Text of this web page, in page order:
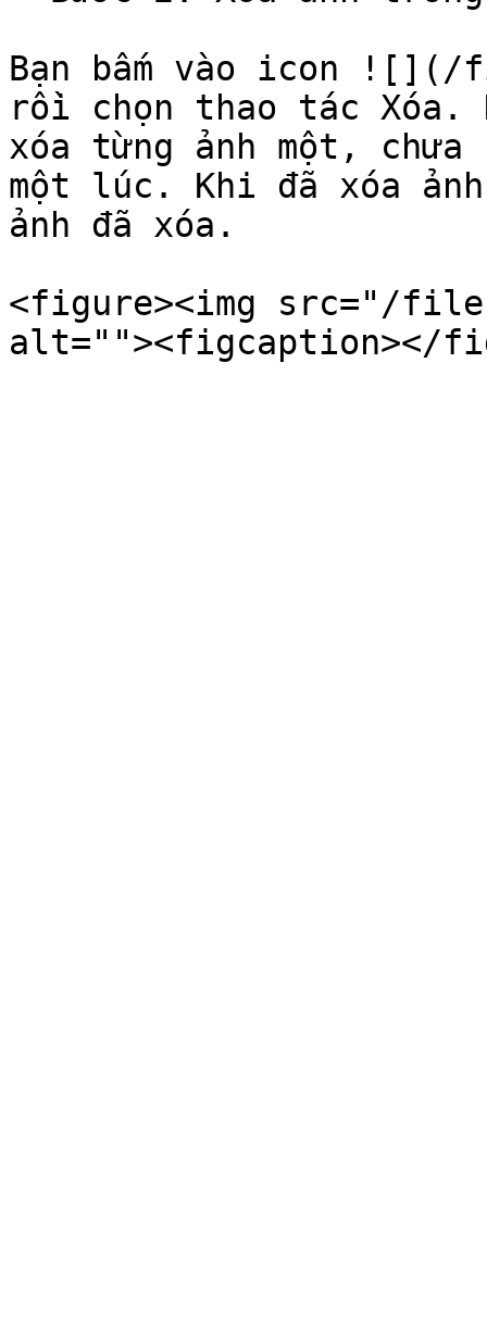
Bạn bấm vào icon ![](/
rồi chọn thao tác Xóa.
xóa từng ảnh một,
một lúc. Khi đã xóa
ảnh đã xóa.
<figure><img src="/files/